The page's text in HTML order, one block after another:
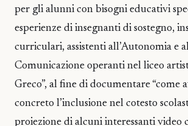
per gli alunni con bisogni educativi
esperienze di insegnanti di sostegno,
curriculari, assistenti all’Autonomia e
Comunicazione operanti nel liceo
Greco”, al fine di documentare “come
concreto l’inclusione nel cotesto
proiezione di alcuni interessanti video